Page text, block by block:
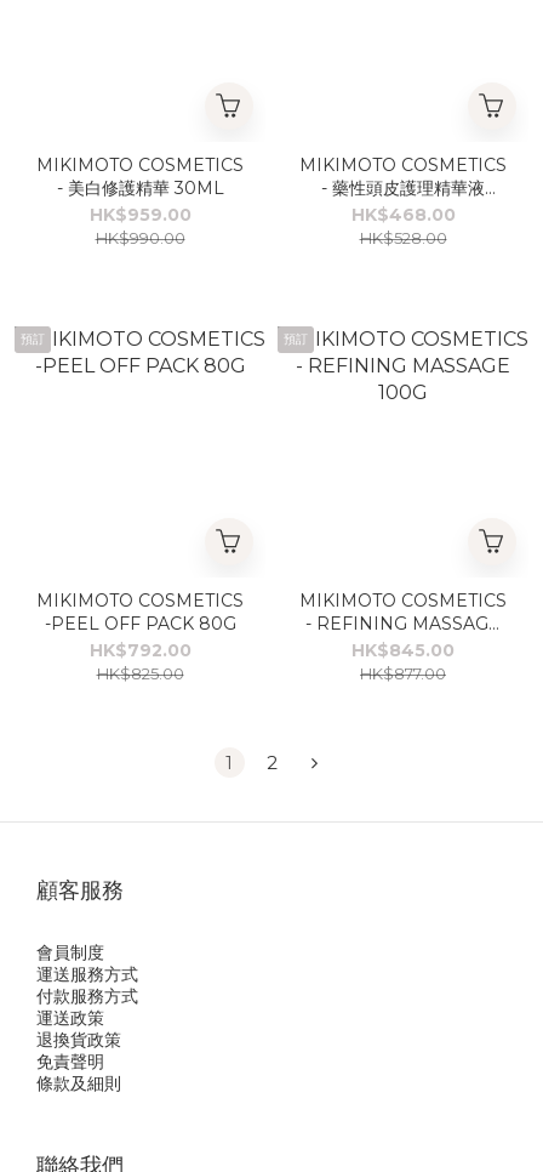
MIKIMOTO COSMETICS
- 美白修護精華 30ML
HK$959.00
HK$990.00
MIKIMOTO COSMETICS
- 藥性頭皮護理精華液
170ML
HK$468.00
HK$528.00
預訂
MIKIMOTO COSMETICS
-PEEL OFF PACK 80G
HK$792.00
HK$825.00
預訂
MIKIMOTO COSMETICS
- REFINING MASSAGE
100G
HK$845.00
HK$877.00
1 2
顧客服務
會員制度
運送服務方式
付款服務方式
運送政策
退換貨政策
免責聲明
條款及細則
聯絡我們